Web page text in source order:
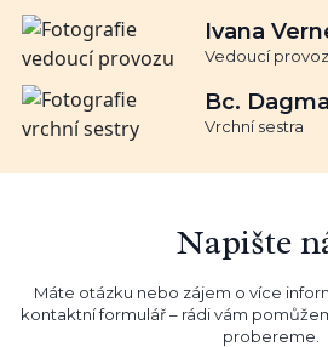
Ivana
Vedoucí
Bc.
Vrchní sestra
Napište
Máte otázku nebo zájem o více
kontaktní formulář – rádi vám
probereme.